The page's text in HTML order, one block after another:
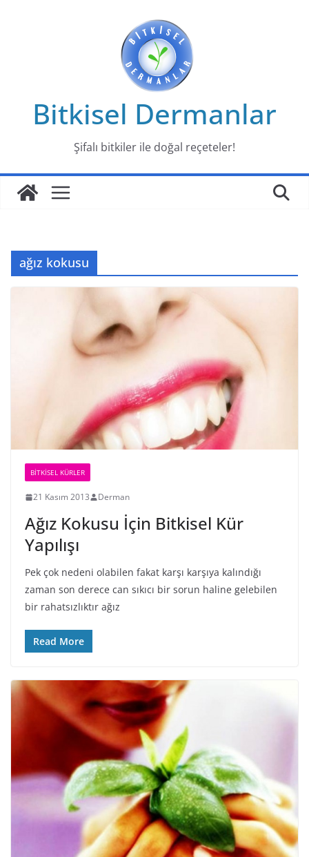
Bitkisel Dermanlar
Şifalı bitkiler ile doğal reçeteler!
ağız kokusu
BİTKİSEL KÜRLER
21 Kasım 2013 Derman
Ağız Kokusu İçin Bitkisel Kür
Yapılışı
Pek çok nedeni olabilen fakat karşı karşıya kalındığı
zaman son derece can sıkıcı bir sorun haline gelebilen
bir rahatsızlıktır ağız
Read More